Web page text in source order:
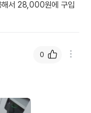
해서 28,000원에 구입
0